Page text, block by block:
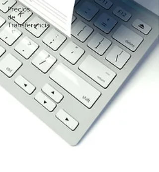
Precios
de
Transferencia